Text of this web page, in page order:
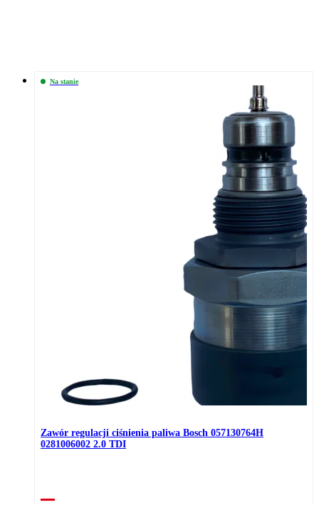
Na stanie
Zawór regulacji ciśnienia paliwa Bosch 057130764H
0281006002 2.0 TDI